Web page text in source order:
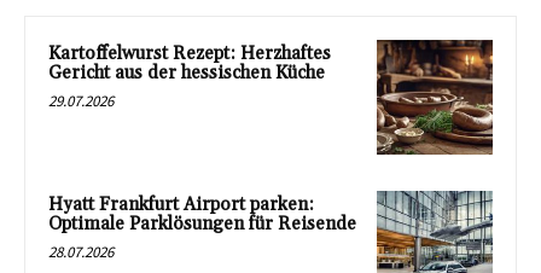
Kartoffelwurst Rezept: Herzhaftes
Gericht aus der hessischen Küche
29.07.2026
Hyatt Frankfurt Airport parken:
Optimale Parklösungen für Reisende
28.07.2026